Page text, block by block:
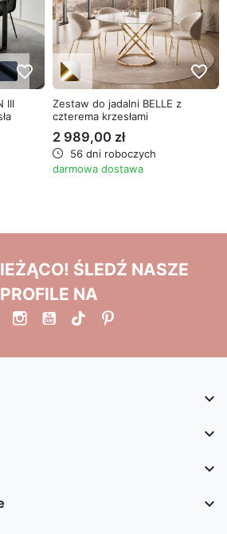
favorite_border
III
favorite_border
Zestaw do jadalni BELLE z
czterema krzesłami
2 989,00 zł
56 dni roboczych
darmowa dostawa
ŚLEDŹ NASZE
PROFILE NA



